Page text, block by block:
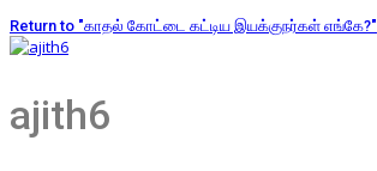
Return to "காதல் கோட்டை கட்டிய இயக்குநர்கள் எங்கே?"
ajith6